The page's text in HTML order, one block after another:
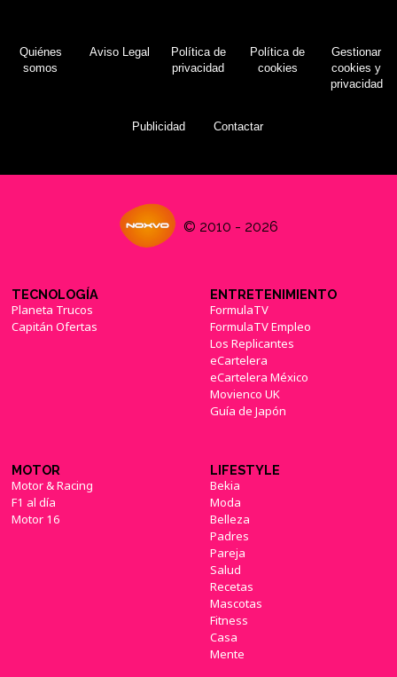
Quiénes
somos
Aviso Legal
Política de
privacidad
Política de
cookies
Gestionar
cookies y
privacidad
Publicidad Contactar
© 2010 - 2026
TECNOLOGÍA
Planeta Trucos
Capitán Ofertas
ENTRETENIMIENTO
FormulaTV
FormulaTV Empleo
Los Replicantes
eCartelera
eCartelera México
Movienco UK
Guía de Japón
MOTOR
Motor & Racing
F1 al día
Motor 16
LIFESTYLE
Bekia
Moda
Belleza
Padres
Pareja
Salud
Recetas
Mascotas
Fitness
Casa
Mente